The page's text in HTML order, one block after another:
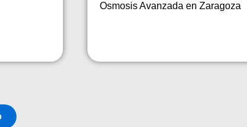
Osmosis Avanzada en Zaragoza